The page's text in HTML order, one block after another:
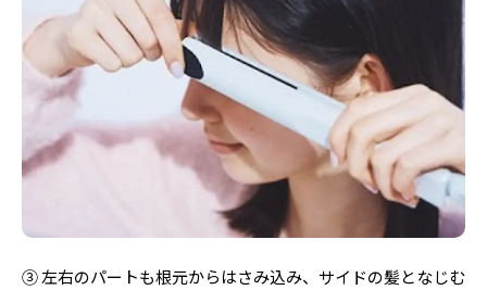
③ 左右のパートも根元からはさみ込み、サイドの髪となじむ